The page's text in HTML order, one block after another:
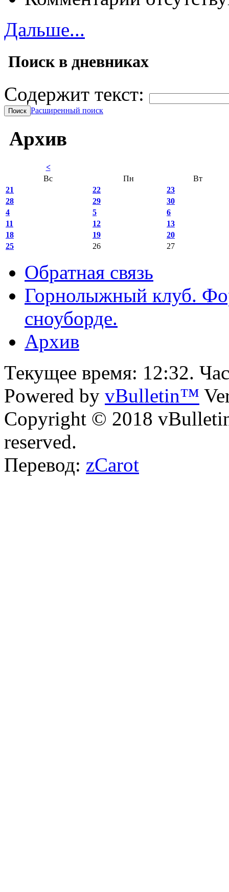
Дальше...
Поиск в дневниках
Содержит текст:
Расширенный поиск
Архив
<
Вс
Пн
Вт
21
22
23
28
29
30
4
5
6
11
12
13
18
19
20
25
26 27
Обратная связь
Горнолыжный клуб.
сноуборде.
Архив
Текущее время: 12:32.
Powered by vBulletin™
Copyright © 2018
reserved.
Перевод: zCarot